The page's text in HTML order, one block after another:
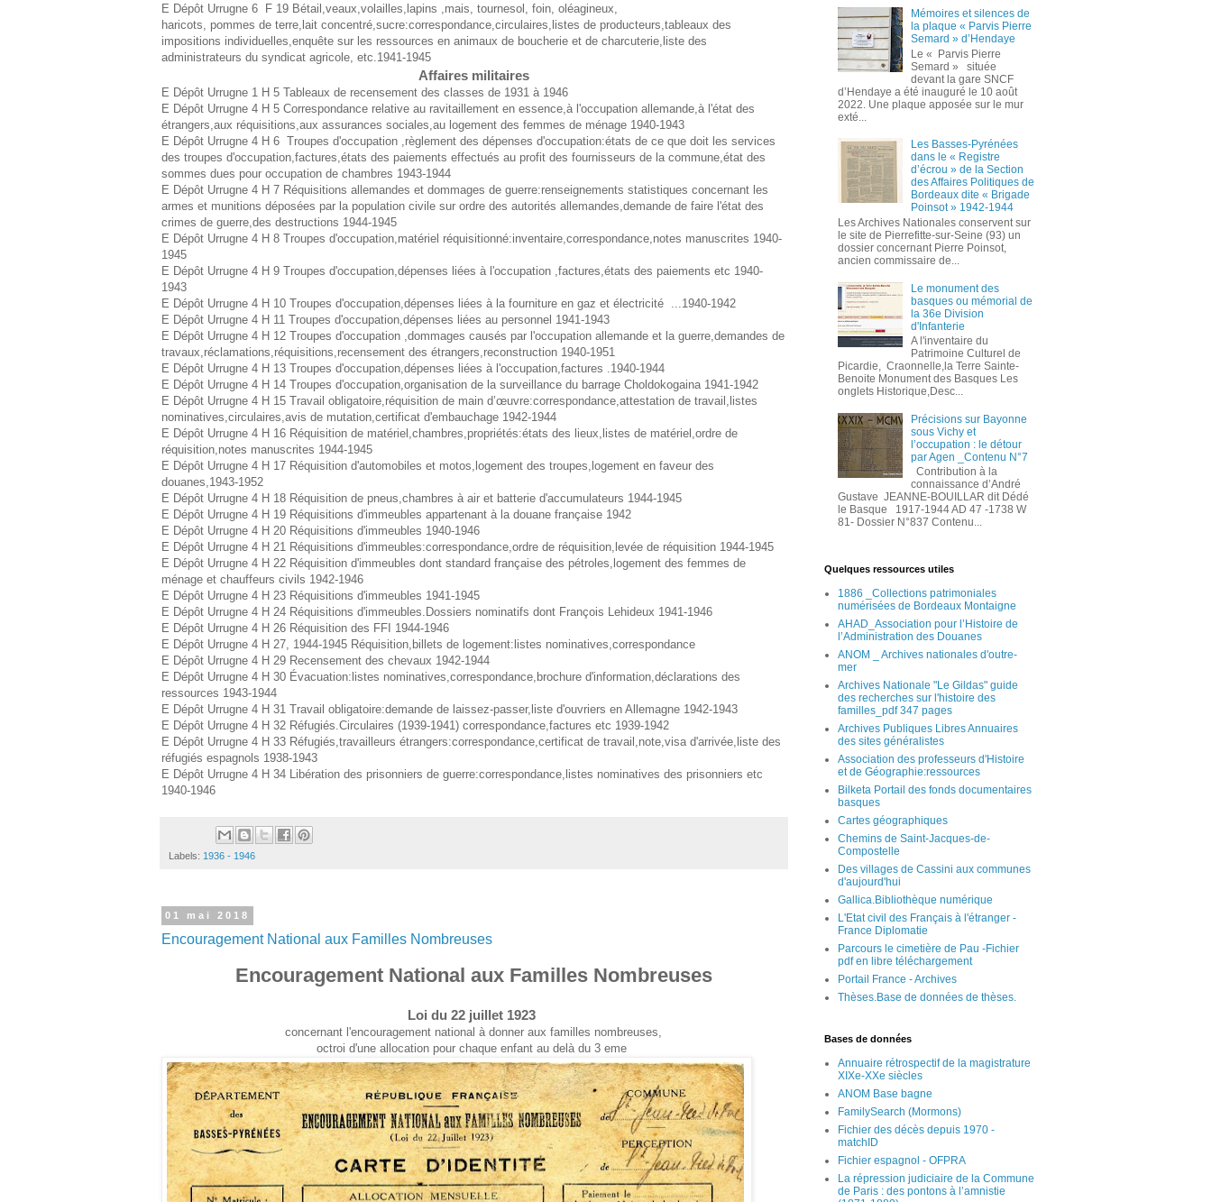
E Dépôt Urrugne 6 F 19 Bétail,veaux,volailles,lapins ,mais, tournesol, foin, oléagineux,
haricots, pommes de terre,lait concentré,sucre:correspondance,circulaires,listes de producteurs,tableaux des
impositions individuelles,enquête sur les ressources en animaux de boucherie et de charcuterie,liste des
administrateurs du syndicat agricole, etc.1941-1945
Affaires militaires
E Dépôt Urrugne 1 H 5 Tableaux de recensement des classes de 1931 à 1946
E Dépôt Urrugne 4 H 5 Correspondance relative au ravitaillement en essence,à l'occupation allemande,à l'état des
étrangers,aux réquisitions,aux assurances sociales,au logement des femmes de ménage 1940-1943
E Dépôt Urrugne 4 H 6 Troupes d'occupation ,règlement des dépenses d'occupation:états de ce que doit les services
des troupes d'occupation,factures,états des paiements effectués au profit des fournisseurs de la commune,état des
sommes dues pour occupation de chambres 1943-1944
E Dépôt Urrugne 4 H 7 Réquisitions allemandes et dommages de guerre:renseignements statistiques concernant les
armes et munitions déposées par la population civile sur ordre des autorités allemandes,demande de faire l'état des
crimes de guerre,des destructions 1944-1945
E Dépôt Urrugne 4 H 8 Troupes d'occupation,matériel réquisitionné:inventaire,correspondance,notes manuscrites 1940-
1945
E Dépôt Urrugne 4 H 9 Troupes d'occupation,dépenses liées à l'occupation ,factures,états des paiements etc 1940-
1943
E Dépôt Urrugne 4 H 10 Troupes d'occupation,dépenses liées à la fourniture en gaz et électricité ...1940-1942
E Dépôt Urrugne 4 H 11 Troupes d'occupation,dépenses liées au personnel 1941-1943
E Dépôt Urrugne 4 H 12 Troupes d'occupation ,dommages causés par l'occupation allemande et la guerre,demandes de
travaux,réclamations,réquisitions,recensement des étrangers,reconstruction 1940-1951
E Dépôt Urrugne 4 H 13 Troupes d'occupation,dépenses liées à l'occupation,factures .1940-1944
E Dépôt Urrugne 4 H 14 Troupes d'occupation,organisation de la surveillance du barrage Choldokogaina 1941-1942
E Dépôt Urrugne 4 H 15 Travail obligatoire,réquisition de main d’œuvre:correspondance,attestation de travail,listes
nominatives,circulaires,avis de mutation,certificat d'embauchage 1942-1944
E Dépôt Urrugne 4 H 16 Réquisition de matériel,chambres,propriétés:états des lieux,listes de matériel,ordre de
réquisition,notes manuscrites 1944-1945
E Dépôt Urrugne 4 H 17 Réquisition d'automobiles et motos,logement des troupes,logement en faveur des
douanes,1943-1952
E Dépôt Urrugne 4 H 18 Réquisition de pneus,chambres à air et batterie d'accumulateurs 1944-1945
E Dépôt Urrugne 4 H 19 Réquisitions d'immeubles appartenant à la douane française 1942
E Dépôt Urrugne 4 H 20 Réquisitions d'immeubles 1940-1946
E Dépôt Urrugne 4 H 21 Réquisitions d'immeubles:correspondance,ordre de réquisition,levée de réquisition 1944-1945
E Dépôt Urrugne 4 H 22 Réquisition d'immeubles dont standard française des pétroles,logement des femmes de
ménage et chauffeurs civils 1942-1946
E Dépôt Urrugne 4 H 23 Réquisitions d'immeubles 1941-1945
E Dépôt Urrugne 4 H 24 Réquisitions d'immeubles.Dossiers nominatifs dont François Lehideux 1941-1946
E Dépôt Urrugne 4 H 26 Réquisition des FFI 1944-1946
E Dépôt Urrugne 4 H 27, 1944-1945 Réquisition,billets de logement:listes nominatives,correspondance
E Dépôt Urrugne 4 H 29 Recensement des chevaux 1942-1944
E Dépôt Urrugne 4 H 30 Évacuation:listes nominatives,correspondance,brochure d'information,déclarations des
ressources 1943-1944
E Dépôt Urrugne 4 H 31 Travail obligatoire:demande de laissez-passer,liste d'ouvriers en Allemagne 1942-1943
E Dépôt Urrugne 4 H 32 Réfugiés.Circulaires (1939-1941) correspondance,factures etc 1939-1942
E Dépôt Urrugne 4 H 33 Réfugiés,travailleurs étrangers:correspondance,certificat de travail,note,visa d'arrivée,liste des
réfugiés espagnols 1938-1943
E Dépôt Urrugne 4 H 34 Libération des prisonniers de guerre:correspondance,listes nominatives des prisonniers etc
1940-1946
Labels: 1936 - 1946
01 mai 2018
Encouragement National aux Familles Nombreuses
Encouragement National aux Familles Nombreuses
Loi du 22 juillet 1923
concernant l'encouragement national à donner aux familles nombreuses,
octroi d'une allocation pour chaque enfant au delà du 3 eme
Mémoires et silences de
la plaque « Parvis Pierre
Semard » d’Hendaye
Le « Parvis Pierre
Semard » située
devant la gare SNCF
d’Hendaye a été inauguré le 10 août
2022. Une plaque apposée sur le mur
exté...
Les Basses-Pyrénées
dans le « Registre
d’écrou » de la Section
des Affaires Politiques de
Bordeaux dite « Brigade
Poinsot » 1942-1944
Les Archives Nationales conservent sur
le site de Pierrefitte-sur-Seine (93) un
dossier concernant Pierre Poinsot,
ancien commissaire de...
Le monument des
basques ou mémorial de
la 36e Division
d'Infanterie
A l'inventaire du
Patrimoine Culturel de
Picardie, Craonnelle,la Terre Sainte-
Benoite Monument des Basques Les
onglets Historique,Desc...
Précisions sur Bayonne
sous Vichy et
l’occupation : le détour
par Agen _Contenu N°7
Contribution à la
connaissance d’André
Gustave JEANNE-BOUILLAR dit Dédé
le Basque 1917-1944 AD 47 -1738 W
81- Dossier N°837 Contenu...
Quelques ressources utiles
1886 _Collections patrimoniales
numérisées de Bordeaux Montaigne
AHAD_Association pour l’Histoire de
l’Administration des Douanes
ANOM _ Archives nationales d'outre-
mer
Archives Nationale "Le Gildas" guide
des recherches sur l'histoire des
familles_pdf 347 pages
Archives Publiques Libres Annuaires
des sites généralistes
Association des professeurs d'Histoire
et de Géographie:ressources
Bilketa Portail des fonds documentaires
basques
Cartes géographiques
Chemins de Saint-Jacques-de-
Compostelle
Des villages de Cassini aux communes
d'aujourd'hui
Gallica.Bibliothèque numérique
L'Etat civil des Français à l'étranger -
France Diplomatie
Parcours le cimetière de Pau -Fichier
pdf en libre téléchargement
Portail France - Archives
Thèses.Base de données de thèses.
Bases de données
Annuaire rétrospectif de la magistrature
XIXe-XXe siècles
ANOM Base bagne
FamilySearch (Mormons)
Fichier des décès depuis 1970 -
matchID
Fichier espagnol - OFPRA
La répression judiciaire de la Commune
de Paris : des pontons à l’amnistie